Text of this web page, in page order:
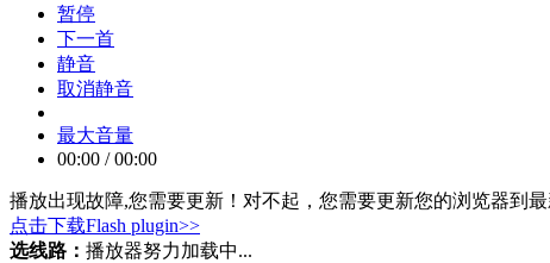
暂停
下一首
静音
取消静音
最大音量
00:00 / 00:00
播放出现故障,您需要更新！ 对不起，您需要更新您的浏览器到
点击下载Flash plugin>>
选线路： 播放器努力加载中...